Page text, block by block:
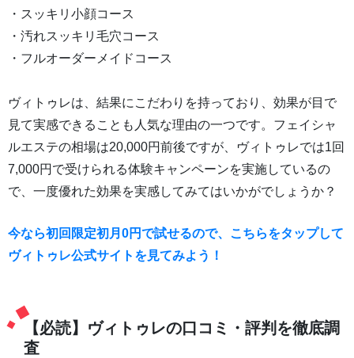
・スッキリ小顔コース
・汚れスッキリ毛穴コース
・フルオーダーメイドコース
ヴィトゥレは、結果にこだわりを持っており、効果が目で
見て実感できることも人気な理由の一つです。フェイシャ
ルエステの相場は20,000円前後ですが、ヴィトゥレでは1回
7,000円で受けられる体験キャンペーンを実施しているの
で、一度優れた効果を実感してみてはいかがでしょうか？
今なら初回限定初月0円で試せるので、こちらをタップして
ヴィトゥレ公式サイトを見てみよう！
【必読】ヴィトゥレの口コミ・評判を徹底調
査